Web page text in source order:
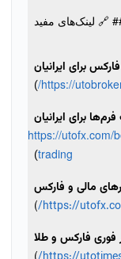
🔗 لینک‌های مفید
برای ایرانیان
https://
)
برای ایرانیان
https://utofx.com/
trading
)
مالی و فارکس
https://
)
فوری فارکس و طلا
)